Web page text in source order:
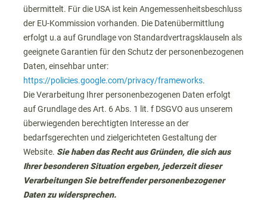
übermittelt. Für die USA ist kein Angemessenheitsbeschluss
der EU-Kommission vorhanden. Die Datenübermittlung
erfolgt u.a auf Grundlage von Standardvertragsklauseln als
geeignete Garantien für den Schutz der personenbezogenen
Daten, einsehbar unter:
https://policies.google.com/privacy/frameworks.
Die Verarbeitung Ihrer personenbezogenen Daten erfolgt
auf Grundlage des Art. 6 Abs. 1 lit. f DSGVO aus unserem
überwiegenden berechtigten Interesse an der
bedarfsgerechten und zielgerichteten Gestaltung der
Website. Sie haben das Recht aus Gründen, die sich aus
Ihrer besonderen Situation ergeben, jederzeit dieser
Verarbeitungen Sie betreffender personenbezogener
Daten zu widersprechen.